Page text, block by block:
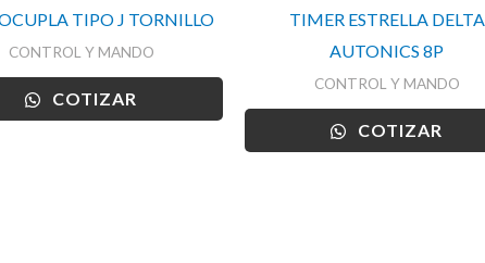
TIPO J TORNILLO
CONTROL Y MANDO
COTIZAR
TIMER ESTRELLA DELTA
AUTONICS 8P
CONTROL Y MANDO
COTIZAR